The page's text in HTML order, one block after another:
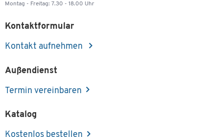
Montag - Freitag: 7.30 - 18.00 Uhr
Kontaktformular
Kontakt aufnehmen
Außendienst
Termin vereinbaren
Katalog
Kostenlos bestellen